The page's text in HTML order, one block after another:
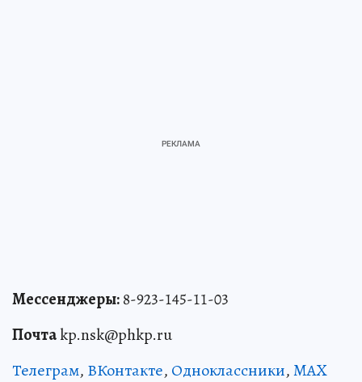
Мессенджеры:8-923-145-11-03
Почтаkp.nsk@phkp.ru
Телеграм, ВКонтакте, Одноклассники,MAX